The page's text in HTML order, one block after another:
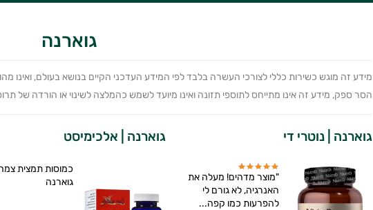
גוארנה
מידע זה מוגש כשירות כללי לצורכי העשרה בלבד לפי המידע העדכני הקיים בנושא בעולם, ואינו
הסר ספק, מידע זה אינו מתייחס לתוספי תזונה ואינו מיועד לשמש כהמלצה לשינוי או הורדה של
גוארנה | נוטרי די
"מוצר מדהים! מעלה את
האנרגיה, לא גורם לי
להפרעות כמו קפה...
גוארנה | אלכימיסט
כמוסות תמצית
גוארנה